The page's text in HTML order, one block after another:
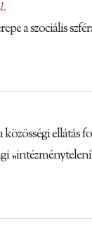
a szociális
ellátás